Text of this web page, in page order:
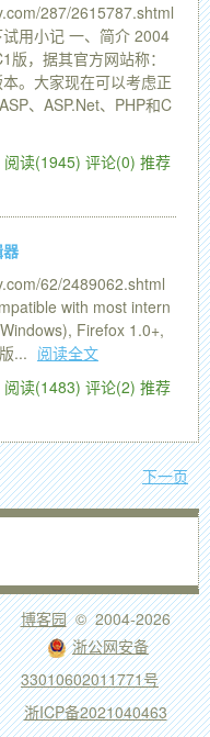
287/2615787.shtml
用小记 一、简介 2004
，据其官方网站称：
。大家现在可以考虑正
、ASP.Net、PHP和C
阅读(1945) 评论(0) 推荐
62/2489062.shtml
with most intern
Firefox 1.0+,
... 阅读全文
阅读(1483) 评论(2) 推荐
下一页
博客园© 2004-2026
浙公网安备
33010602011771号
浙ICP备2021040463